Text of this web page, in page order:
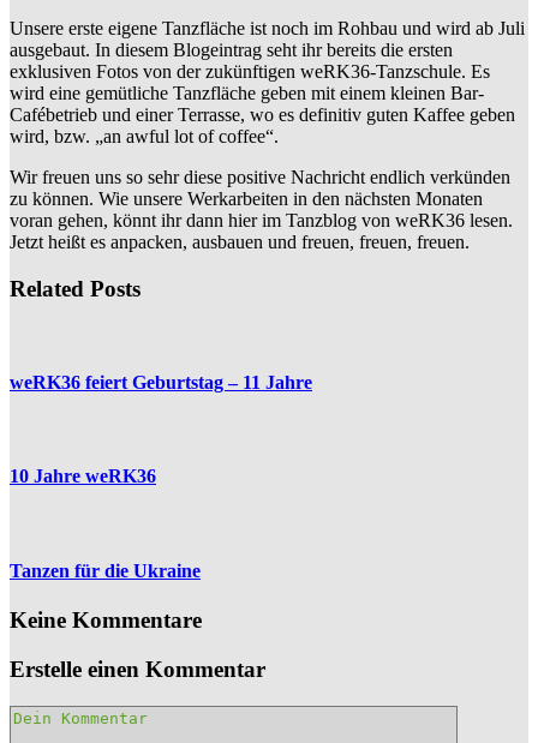
Unsere erste eigene Tanzfläche​ ist noch im Rohbau und wird ab Juli
ausgebaut. In diesem Blogeintrag seht ihr bereits die ersten
exklusiven Fotos von der zukünftigen weRK36-Tanzschule. Es
wird eine gemütliche Tanzfläche geben mit einem kleinen Bar-
Cafébetrieb und einer Terrasse, wo es definitiv guten Kaffee geben
wird, bzw. „an awful lot of coffee“.
Wir freuen uns so sehr diese positive Nachricht endlich verkünden
zu können. Wie unsere Werkarbeiten in den nächsten Monaten
voran gehen, könnt ihr dann hier im Tanzblog von weRK36​ lesen.
Jetzt heißt es anpacken, ausbauen und freuen, freuen, freuen.
Related Posts
weRK36 feiert Geburtstag – 11 Jahre
10 Jahre weRK36
Tanzen für die Ukraine
Keine Kommentare
Erstelle einen Kommentar